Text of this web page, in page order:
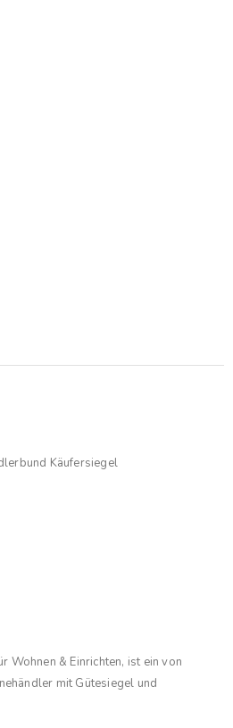
Wohnen & Einrichten, ist ein von
mit Gütesiegel und